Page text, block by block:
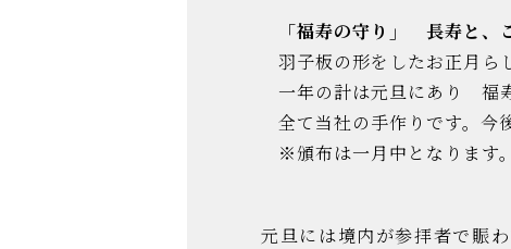
「福寿の守り」 長寿と、
羽子板の形をしたお正月ら
一年の計は元旦にあり 福
全て当社の手作りです。今
※頒布は一月中となります。
元旦には境内が参拝者で賑